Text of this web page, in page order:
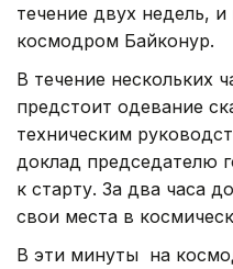
течение двух недель,
космодром Байконур.
В течение нескольких
предстоит одевание
техническим
доклад председателю
к старту. За два часа
свои места в
В эти минуты на